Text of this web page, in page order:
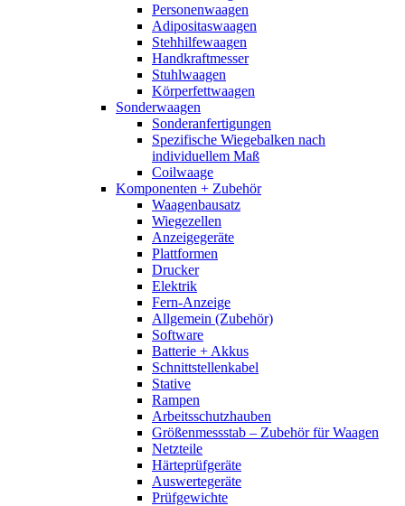
Personenwaagen
Adipositaswaagen
Stehhilfewaagen
Handkraftmesser
Stuhlwaagen
Körperfettwaagen
Sonderwaagen
Sonderanfertigungen
Spezifische Wiegebalken nach
individuellem Maß
Coilwaage
Komponenten + Zubehör
Waagenbausatz
Wiegezellen
Anzeigegeräte
Plattformen
Drucker
Elektrik
Fern-Anzeige
Allgemein (Zubehör)
Software
Batterie + Akkus
Schnittstellenkabel
Stative
Rampen
Arbeitsschutzhauben
Größenmessstab – Zubehör für Waagen
Netzteile
Härteprüfgeräte
Auswertegeräte
Prüfgewichte